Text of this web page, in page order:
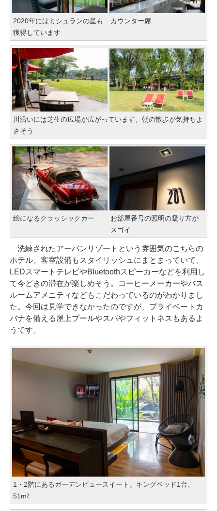
2020年にはミシュランの星も
獲得しています
カウンター席
川沿いには芝生の広場が広がっています。朝の散歩が気持ちよ
さそう
絵になるクラッシックカー
お部屋番号の照明の凝り方が
スゴイ
洗練されたアーバンリゾートという雰囲気のこちらの
ホテル、客室設備もスタイリッシュにまとまっていて、
LEDスマートテレビやBluetoothスピーカーなどを利用し
て今どきの滞在が楽しめそう。コーヒーメーカーやバス
ルームアメニティなどもこだわっているのがわかりまし
た。今回は見学できなかったのですが、プライベートカ
バナを備える屋上プールやスパやフィットネスもあるよ
うです。
1・2階にあるガーデンビュースイート。キングベッド1台、
51m2